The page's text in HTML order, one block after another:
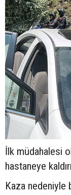
İlk müdahalesi
hastaneye
Kaza nedeniyle